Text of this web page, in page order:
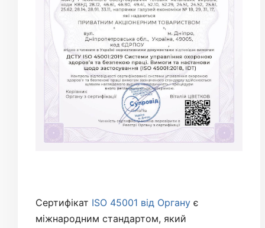
Сертифікат ISO 45001 від Органу є
міжнародним стандартом, який